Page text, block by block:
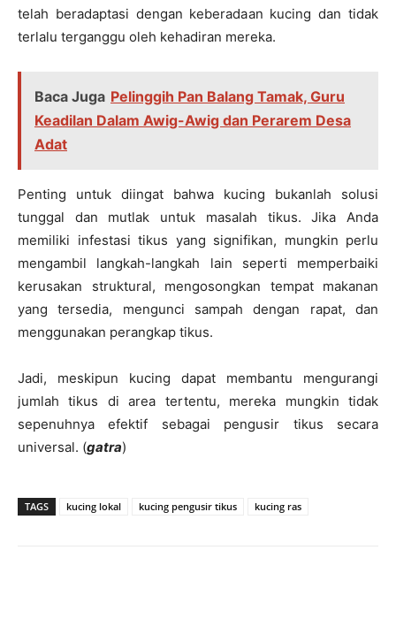
telah beradaptasi dengan keberadaan kucing dan tidak
terlalu terganggu oleh kehadiran mereka.
Baca Juga Pelinggih Pan Balang Tamak, Guru
Keadilan Dalam Awig-Awig dan Perarem Desa
Adat
Penting untuk diingat bahwa kucing bukanlah solusi
tunggal dan mutlak untuk masalah tikus. Jika Anda
memiliki infestasi tikus yang signifikan, mungkin perlu
mengambil langkah-langkah lain seperti memperbaiki
kerusakan struktural, mengosongkan tempat makanan
yang tersedia, mengunci sampah dengan rapat, dan
menggunakan perangkap tikus.
Jadi, meskipun kucing dapat membantu mengurangi
jumlah tikus di area tertentu, mereka mungkin tidak
sepenuhnya efektif sebagai pengusir tikus secara
universal. (gatra)
TAGS kucing lokal kucing pengusir tikus kucing ras